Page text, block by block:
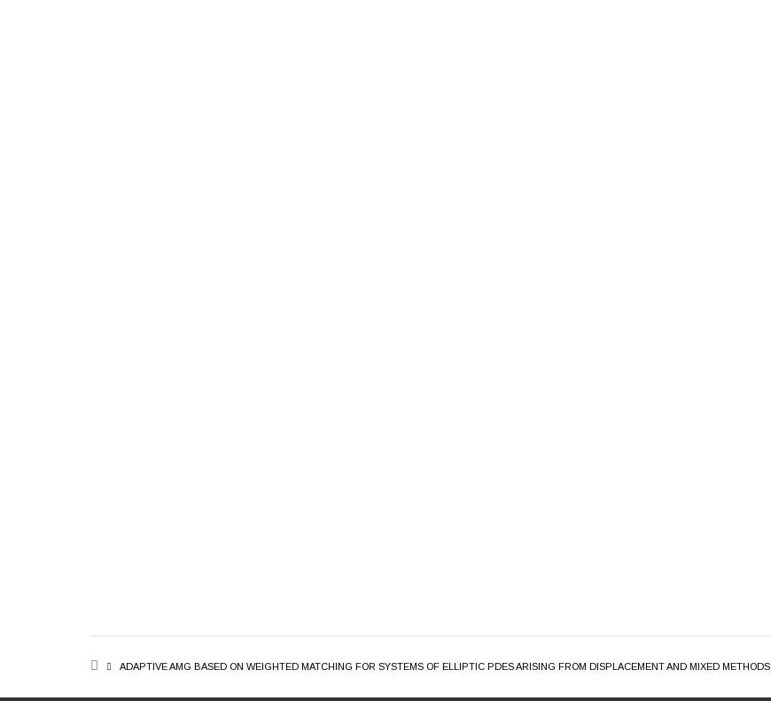
BREADCRUMB
ADAPTIVE AMG BASED ON WEIGHTED MATCHING FOR SYSTEMS OF ELLIPTIC PDES ARISING FROM DISPLACEMENT AND MIXED METHODS